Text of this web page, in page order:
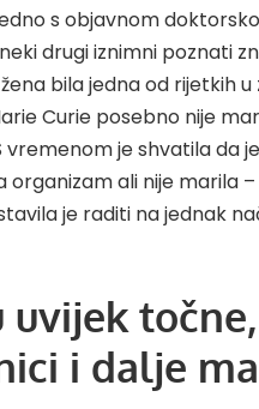
s objavnom
drugi iznimni poznati
bila jedna od rijetkih
Curie posebno nije
vremenom je shvatila da
ali nije marila
je raditi na jednak
uvijek
i dalje